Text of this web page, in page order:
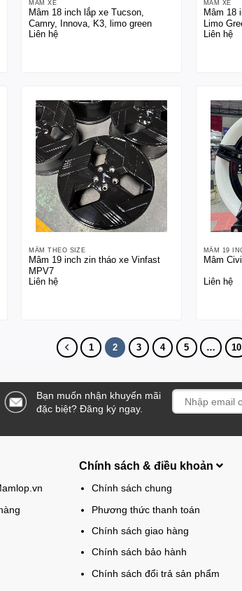
MÂM XE
Mâm 18 inch lắp xe Tucson,
Camry, Innova, K3, limo green
Liên hệ
MÂM XE
Mâm 18
Limo
Liên hệ
MÂM THEO SIZE
Mâm 19 inch zin tháo xe Vinfast
MPV7
Liên hệ
MÂM 19
Mâm
Liên hệ
1 2 3 4 5 … 10
Bạn muốn nhận khuyến mãi
đặc biệt? Đăng ký ngay.
Chính sách & điều khoản
Chính sách chung
Phương thức thanh toán
Chính sách giao hàng
Chính sách bảo hành
Chính sách đổi trả sản phẩm